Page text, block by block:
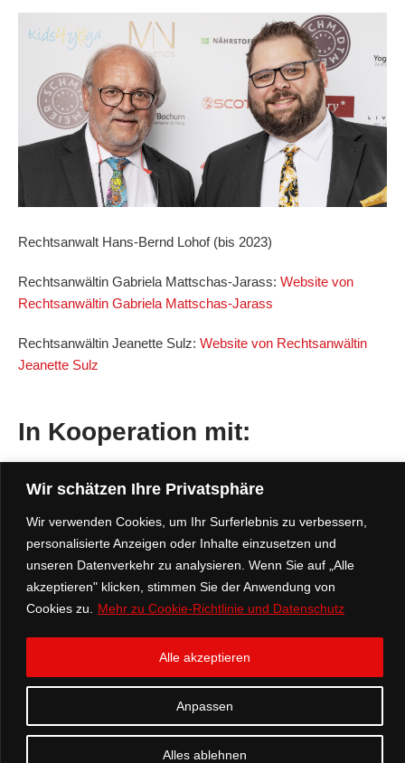
Wir schätzen Ihre Privatsphäre
Wir verwenden Cookies, um Ihr Surferlebnis zu verbessern,
personalisierte Anzeigen oder Inhalte einzusetzen und
unseren Datenverkehr zu analysieren. Wenn Sie auf „Alle
akzeptieren" klicken, stimmen Sie der Anwendung von
Cookies zu.
Mehr zu Cookie-Richtlinie und Datenschutz
Anpassen
Alles ablehnen
Alle akzeptieren
Rechtsanwalt Hans-Bernd Lohof (bis 2023)
Rechtsanwältin Gabriela Mattschas-Jarass: Website von
Rechtsanwältin Gabriela Mattschas-Jarass
Rechtsanwältin Jeanette Sulz: Website von Rechtsanwältin
Jeanette Sulz
In Kooperation mit:
Benninghoff
STARTSEITE VITA KANZLEI
TÄTIGKEITEN
KONTAKT
DATENSCHUTZ IMPRESSUM
©2023 Rechtsanwalt Jean-Pascal Lohof | Arndtstraße 19 | 44787
Bochum | Tel. 0234 3600278 | Mobil 0176 830 90 951 | jp.lohof@ra-
lohof.de